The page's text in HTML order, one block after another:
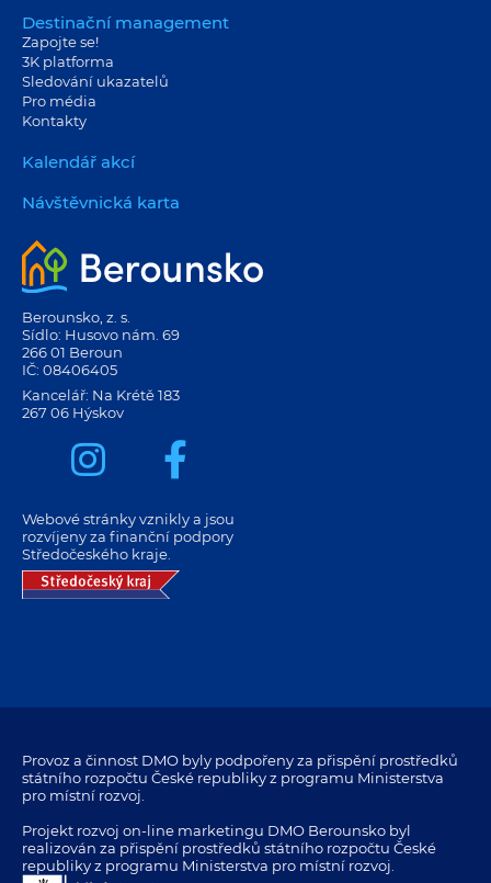
Destinační management
Zapojte se!
3K platforma
Sledování ukazatelů
Pro média
Kontakty
Kalendář akcí
Návštěvnická karta
Berounsko, z. s.
Sídlo: Husovo nám. 69
266 01 Beroun
IČ: 08406405
Kancelář: Na Krétě 183
267 06 Hýskov
Webové stránky vznikly a jsou
rozvíjeny za finanční podpory
Středočeského kraje.
Provoz a činnost DMO byly podpořeny za přispění prostředků
státního rozpočtu České republiky z programu Ministerstva
pro místní rozvoj.
Projekt rozvoj on-line marketingu DMO Berounsko byl
realizován za přispění prostředků státního rozpočtu České
republiky z programu Ministerstva pro místní rozvoj.